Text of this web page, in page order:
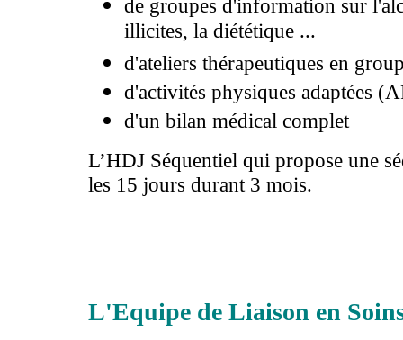
de groupes d'information sur
illicites, la diététique ...
d'ateliers thérapeutiques en
d'activités physiques adaptées
d'un bilan médical complet
L’HDJ Séquentiel qui propose une
les 15 jours durant 3 mois.
L'Equipe de Liaison en